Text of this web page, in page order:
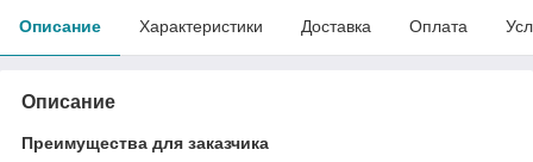
Описание Характеристики Доставка Оплата
Описание
Преимущества для заказчика